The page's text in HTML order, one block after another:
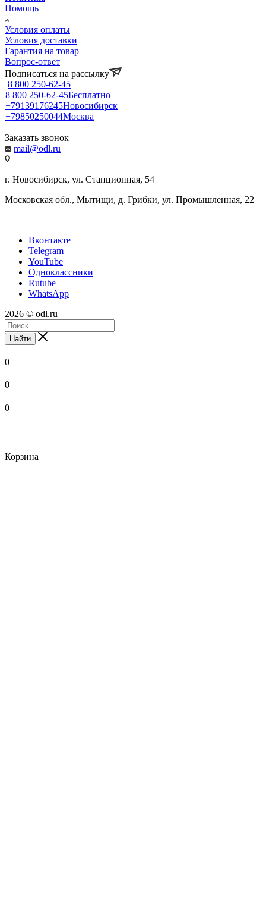
Помощь
Условия оплаты
Условия доставки
Гарантия на товар
Вопрос-ответ
Подписаться на рассылку
8 800 250-62-45
8 800 250-62-45Бесплатно
+79139176245Новосибирск
+79850250044Москва
Заказать звонок
mail@odl.ru
г. Новосибирск, ул. Станционная, 54
Московская обл., Мытищи, д. Грибки, ул. Промышленная, 22
Вконтакте
Telegram
YouTube
Одноклассники
Rutube
WhatsApp
2026 © odl.ru
Найти
0
0
0
Корзина